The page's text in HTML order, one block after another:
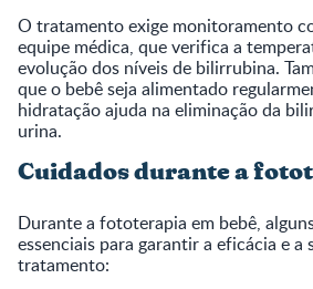
O tratamento exige monitoramento
equipe médica, que verifica a
evolução dos níveis de bilirrubina.
que o bebê seja alimentado
hidratação ajuda na eliminação da
urina.
Cuidados durante a
Durante a fototerapia em bebê,
essenciais para garantir a eficácia e a
tratamento: